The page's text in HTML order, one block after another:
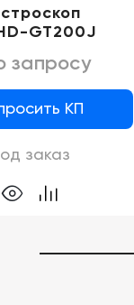
GT200J
запросу
КП
заказ